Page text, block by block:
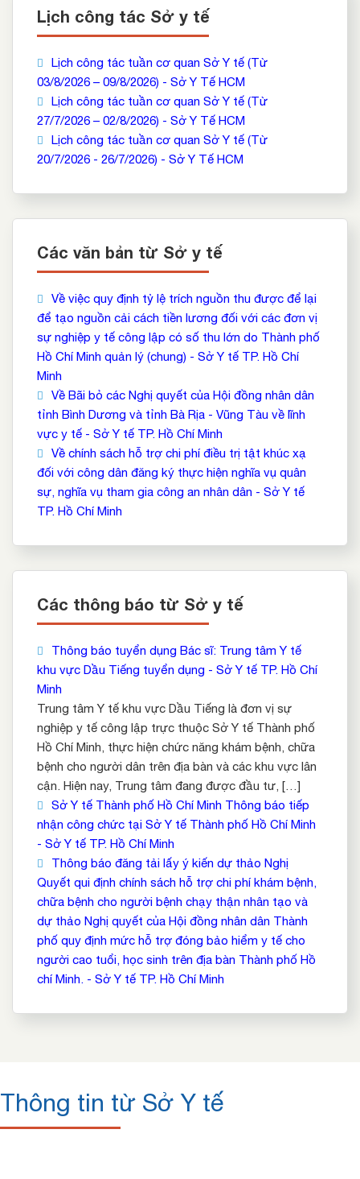
Lịch công tác Sở y tế
Lịch công tác tuần cơ quan Sở Y tế (Từ
03/8/2026 – 09/8/2026) - Sở Y Tế HCM
Lịch công tác tuần cơ quan Sở Y tế (Từ
27/7/2026 – 02/8/2026) - Sở Y Tế HCM
Lịch công tác tuần cơ quan Sở Y tế (Từ
20/7/2026 - 26/7/2026) - Sở Y Tế HCM
Các văn bản từ Sở y tế
Về việc quy định tỷ lệ trích nguồn thu được để lại
để tạo nguồn cải cách tiền lương đối với các đơn vị
sự nghiệp y tế công lập có số thu lớn do Thành phố
Hồ Chí Minh quản lý (chung) - Sở Y tế TP. Hồ Chí
Minh
Về Bãi bỏ các Nghị quyết của Hội đồng nhân dân
tỉnh Bình Dương và tỉnh Bà Rịa - Vũng Tàu về lĩnh
vực y tế - Sở Y tế TP. Hồ Chí Minh
Về chính sách hỗ trợ chi phí điều trị tật khúc xạ
đối với công dân đăng ký thực hiện nghĩa vụ quân
sự, nghĩa vụ tham gia công an nhân dân - Sở Y tế
TP. Hồ Chí Minh
Các thông báo từ Sở y tế
Thông báo tuyển dụng Bác sĩ: Trung tâm Y tế
khu vực Dầu Tiếng tuyển dụng - Sở Y tế TP. Hồ Chí
Minh
Trung tâm Y tế khu vực Dầu Tiếng là đơn vị sự
nghiệp y tế công lập trực thuộc Sở Y tế Thành phố
Hồ Chí Minh, thực hiện chức năng khám bệnh, chữa
bệnh cho người dân trên địa bàn và các khu vực lân
cận. Hiện nay, Trung tâm đang được đầu tư, […]
Sở Y tế Thành phố Hồ Chí Minh Thông báo tiếp
nhận công chức tại Sở Y tế Thành phố Hồ Chí Minh
- Sở Y tế TP. Hồ Chí Minh
Thông báo đăng tải lấy ý kiến dự thảo Nghị
Quyết qui định chính sách hỗ trợ chi phí khám bệnh,
chữa bệnh cho người bệnh chạy thận nhân tạo và
dự thảo Nghị quyết của Hội đồng nhân dân Thành
phố quy định mức hỗ trợ đóng bảo hiểm y tế cho
người cao tuổi, học sinh trên địa bàn Thành phố Hồ
chí Minh. - Sở Y tế TP. Hồ Chí Minh
Thông tin từ Sở Y tế